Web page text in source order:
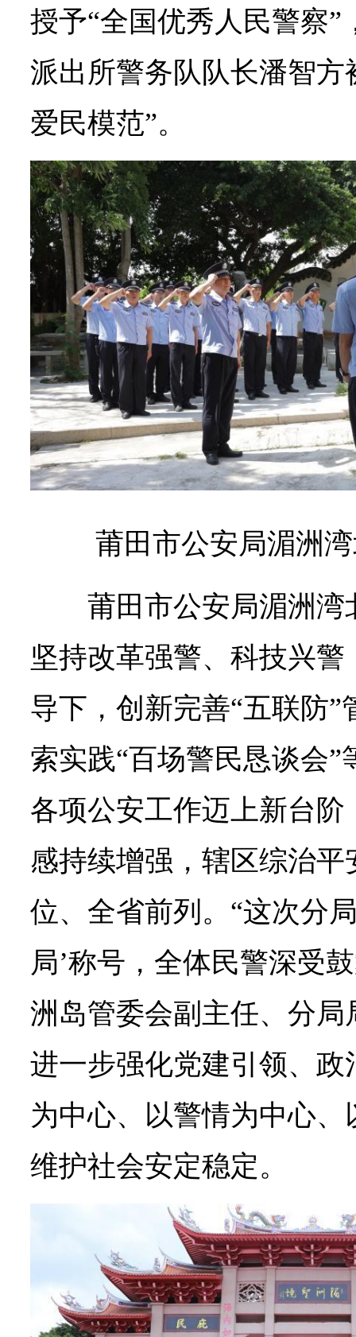
授予“全国优秀人民警察
派出所警务队队长潘智方
爱民模范”。
莆田市公安局湄洲
莆田市公安局湄洲湾
坚持改革强警、科技兴
导下，创新完善“五联防
索实践“百场警民恳谈会
各项公安工作迈上新台
感持续增强，辖区综治平
位、全省前列。“这次分
局’称号，全体民警深受
洲岛管委会副主任、分
进一步强化党建引领、
为中心、以警情为中心
维护社会安定稳定。